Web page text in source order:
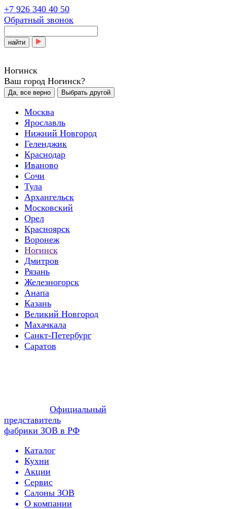
+7 926 340 40 50
Обратный звонок
найти
Ногинск
Ваш город Ногинск?
Да, все верно Выбрать другой
Москва
Ярославль
Нижний Новгород
Геленджик
Краснодар
Иваново
Сочи
Тула
Архангельск
Московский
Орел
Красноярск
Воронеж
Ногинск
Дмитров
Рязань
Железногорск
Анапа
Казань
Великий Новгород
Махачкала
Санкт-Петербург
Саратов
Официальный
представитель
фабрики ЗОВ в РФ
Каталог
Кухни
Акции
Сервис
Салоны ЗОВ
О компании